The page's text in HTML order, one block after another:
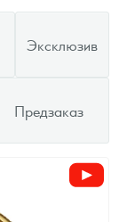
Эксклюзив
Предзаказ